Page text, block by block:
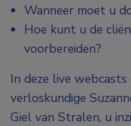
Wanneer moet u
Hoe kunt u de
voorbereiden?
In deze live
verloskundige
Giel van Stralen, u